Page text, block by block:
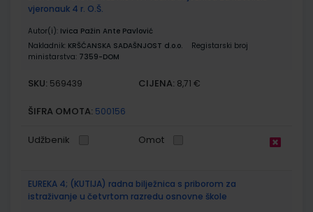
vjeronauk 4 r. O.Š.
Autor(i): Ivica Pažin Ante Pavlović
Nakladnik: KRŠĆANSKA SADAŠNJOST d.o.o.
Registarski broj
ministarstva: 7359-DOM
SKU: 569439 CIJENA: 8,71 €
ŠIFRA OMOTA: 500156
Udžbenik Omot
EUREKA 4; (KUTIJA) radna bilježnica s priborom za
istraživanje u četvrtom razredu osnovne škole